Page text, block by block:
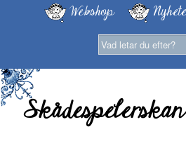
Webshop
Skådespelerskan